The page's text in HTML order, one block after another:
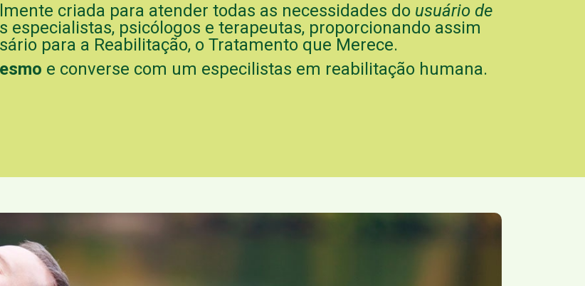
criada para atender todas as necessidades do usuário de
especialistas, psicólogos e terapeutas, proporcionando assim
para a Reabilitação, o Tratamento que Merece.
e converse com um especilistas em reabilitação humana.